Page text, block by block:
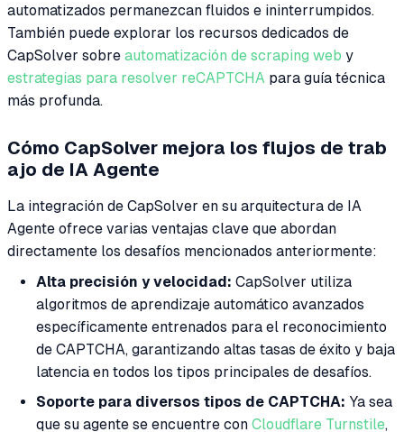
automatizados permanezcan fluidos e ininterrumpidos.
También puede explorar los recursos dedicados de
CapSolver sobre automatización de scraping web y
estrategias para resolver reCAPTCHA para guía técnica
más profunda.
Cómo CapSolver mejora los flujos de trab
ajo de IA Agente
La integración de CapSolver en su arquitectura de IA
Agente ofrece varias ventajas clave que abordan
directamente los desafíos mencionados anteriormente:
Alta precisión y velocidad: CapSolver utiliza
algoritmos de aprendizaje automático avanzados
específicamente entrenados para el reconocimiento
de CAPTCHA, garantizando altas tasas de éxito y baja
latencia en todos los tipos principales de desafíos.
Soporte para diversos tipos de CAPTCHA: Ya sea
que su agente se encuentre con Cloudflare Turnstile,